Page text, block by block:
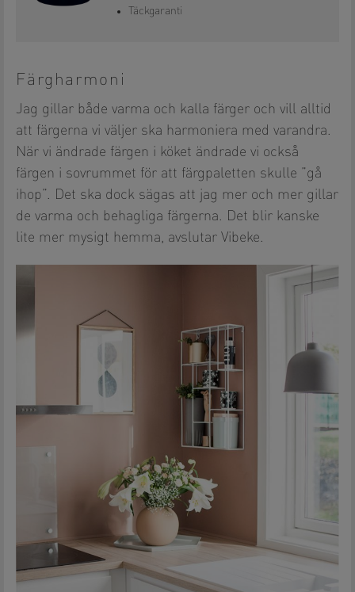
Täckgaranti
Färgharmoni
Jag gillar både varma och kalla färger och vill alltid
att färgerna vi väljer ska harmoniera med varandra.
När vi ändrade färgen i köket ändrade vi också
färgen i sovrummet för att färgpaletten skulle ”gå
ihop”. Det ska dock sägas att jag mer och mer gillar
de varma och behagliga färgerna. Det blir kanske
lite mer mysigt hemma, avslutar Vibeke.